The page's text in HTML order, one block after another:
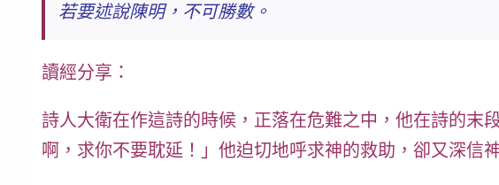
若要述說陳明，不可勝數。
讀經分享：
詩人大衛在作這詩的時候，正落在危難之中，他在詩的末
啊，求你不要耽延！」他迫切地呼求神的救助，卻又深信